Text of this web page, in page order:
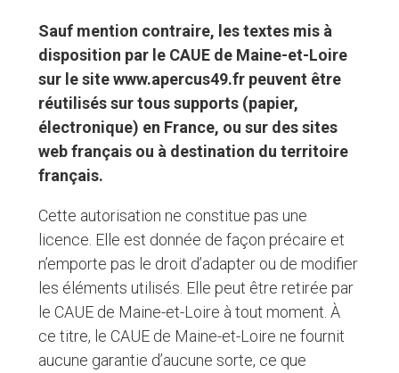
Sauf mention contraire, les textes mis à
disposition par le CAUE de Maine-et-Loire
sur le site www.apercus49.fr peuvent être
réutilisés sur tous supports (papier,
électronique) en France, ou sur des sites
web français ou à destination du territoire
français.
Cette autorisation ne constitue pas une
licence. Elle est donnée de façon précaire et
n’emporte pas le droit d’adapter ou de modifier
les éléments utilisés. Elle peut être retirée par
le CAUE de Maine-et-Loire à tout moment. À
ce titre, le CAUE de Maine-et-Loire ne fournit
aucune garantie d’aucune sorte, ce que